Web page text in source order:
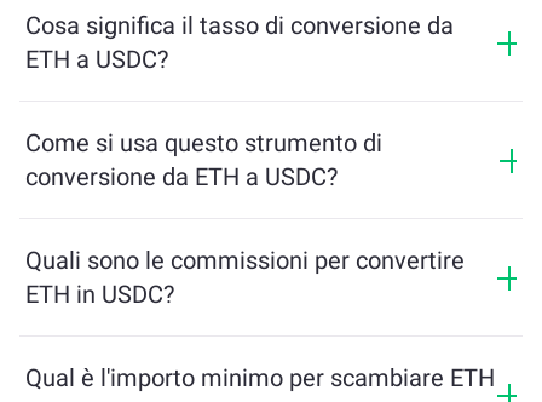
Cosa significa il tasso di conversione da
ETH a USDC?
cambio di ETH. Questo tasso varia in base alle
condizioni di mercato, all’offerta e alla domanda, e alla
Come si usa questo strumento di
conversione da ETH a USDC?
scambiare, e lo strumento calcolerà l’importo stimato
di USDC che riceverai. Poi segui i passaggi per
Quali sono le commissioni per convertire
ETH in USDC?
alla liquidità e alle condizioni di mercato. ChangeNOW
Qual è l'importo minimo per scambiare ETH